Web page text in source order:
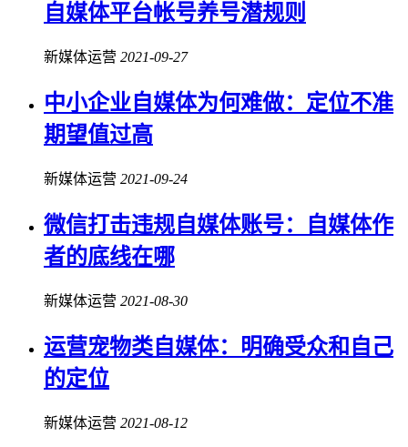
自媒体平台帐号养号潜规则
新媒体运营 2021-09-27
中小企业自媒体为何难做：定位不准
期望值过高
新媒体运营 2021-09-24
微信打击违规自媒体账号：自媒体作
者的底线在哪
新媒体运营 2021-08-30
运营宠物类自媒体：明确受众和自己
的定位
新媒体运营 2021-08-12